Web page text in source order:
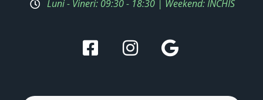
Luni - Vineri: 09:30 - 18:30 | Weekend: ÎNCHIS